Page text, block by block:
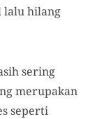
lalu hilang
sering
merupakan
seperti